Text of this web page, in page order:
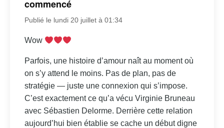
commencé
Publié le lundi 20 juillet à 01:34
Wow
Parfois, une histoire d’amour naît au moment où
on s’y attend le moins. Pas de plan, pas de
stratégie — juste une connexion qui s’impose.
C’est exactement ce qu’a vécu Virginie Bruneau
avec Sébastien Delorme. Derrière cette relation
aujourd’hui bien établie se cache un début digne